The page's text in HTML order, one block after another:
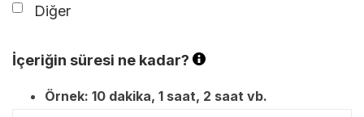
Diğer
İçeriğin süresi ne kadar?
Örnek: 10 dakika, 1 saat, 2 saat vb.